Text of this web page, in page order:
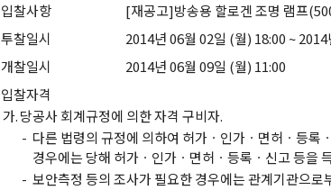
입찰사항
[재공고]방송용 할로겐 조명 램프
투찰일시
2014년 06월 02일 (월) 18:00 ~
개찰일시
2014년 06월 09일 (월) 11:00
입찰자격
가.당공사 회계규정에 의한 자격 구비자.
- 다른 법령의 규정에 의하여 허가ㆍ인가ㆍ면허ㆍ등록
경우에는 당해 허가ㆍ인가ㆍ면허ㆍ등록ㆍ신고 등을
- 보안측정 등의 조사가 필요한 경우에는 관계기관으로